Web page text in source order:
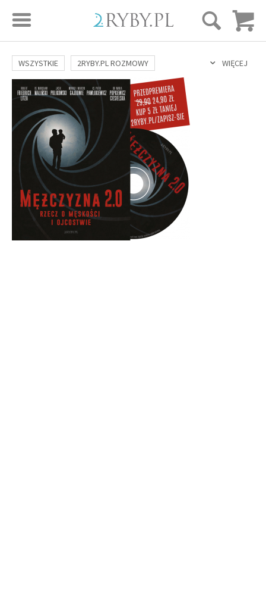
STRONA GŁÓWNA
SERIE FILMÓW
AUTORZY
BLOG
SKLEP
KSIĄŻKI
WIĘCEJ
WSZYSTKIE 2RYBY.PL ROZMOWY
SAME DOBRE WIADOMOŚCI ONA I ON ROZWÓJ
SZTUKA ŻYCIA DUCHOWOŚĆ
BUDOWANIE WIĘZI RODZINA NAUKA
KOBIETA MĘŻCZYZNA RELIGIE FILOZOFIA
KULTURA SEKS IN VITRO